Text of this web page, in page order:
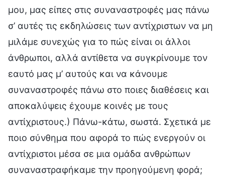
μου, μας είπες στις συναναστροφές μας πάνω
σ’ αυτές τις εκδηλώσεις των αντίχριστων να μη
μιλάμε συνεχώς για το πώς είναι οι άλλοι
άνθρωποι, αλλά αντίθετα να συγκρίνουμε τον
εαυτό μας μ’ αυτούς και να κάνουμε
συναναστροφές πάνω στο ποιες διαθέσεις και
αποκαλύψεις έχουμε κοινές με τους
αντίχριστους.) Πάνω-κάτω, σωστά. Σχετικά με
ποιο σύνθημα που αφορά το πώς ενεργούν οι
αντίχριστοι μέσα σε μια ομάδα ανθρώπων
συναναστραφήκαμε την προηγούμενη φορά;